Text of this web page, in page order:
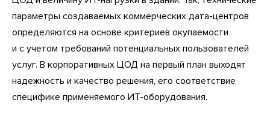
параметры создаваемых коммерческих дата-центров
определяются на основе критериев окупаемости
и с учетом требований потенциальных пользователей
услуг. В корпоративных ЦОД на первый план выходят
надежность и качество решения, его соответствие
специфике применяемого ИТ-оборудования.